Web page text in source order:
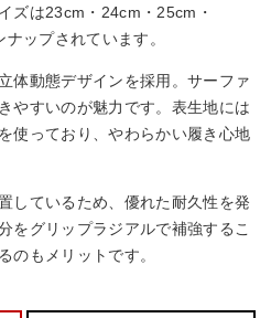
ズは23cm・24cm・25cm・
ップされています。
体動態デザインを採用。サーファ
やすいのが魅力です。表生地には
使っており、やわらかい履き心地
しているため、優れた耐久性を発
をグリップラジアルで補強するこ
のもメリットです。